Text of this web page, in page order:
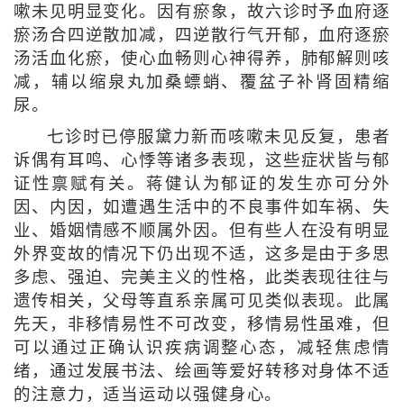
嗽未见明显变化。因有瘀象，故六诊时予血府逐
瘀汤合四逆散加减，四逆散行气开郁，血府逐瘀
汤活血化瘀，使心血畅则心神得养，肺郁解则咳
减，辅以缩泉丸加桑螵蛸、覆盆子补肾固精缩
尿。
七诊时已停服黛力新而咳嗽未见反复，患者
诉偶有耳鸣、心悸等诸多表现，这些症状皆与郁
证性禀赋有关。蒋健认为郁证的发生亦可分外
因、内因，如遭遇生活中的不良事件如车祸、失
业、婚姻情感不顺属外因。但有些人在没有明显
外界变故的情况下仍出现不适，这多是由于多思
多虑、强迫、完美主义的性格，此类表现往往与
遗传相关，父母等直系亲属可见类似表现。此属
先天，非移情易性不可改变，移情易性虽难，但
可以通过正确认识疾病调整心态，减轻焦虑情
绪，通过发展书法、绘画等爱好转移对身体不适
的注意力，适当运动以强健身心。